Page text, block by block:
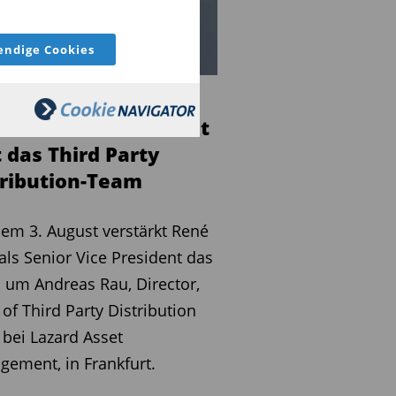
Cookies
Frick wechselt zu
AM und verstärkt
Third Party
Team
3. August verstärkt René
Senior Vice President das
um Andreas Rau, Director,
of Third Party Distribution
bei Lazard Asset
in Frankfurt.